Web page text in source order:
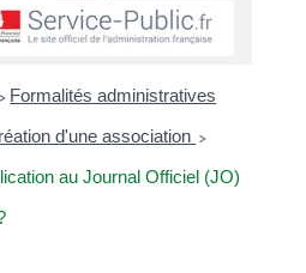
> Formalités administratives
d'une association >
au Journal Officiel (JO)